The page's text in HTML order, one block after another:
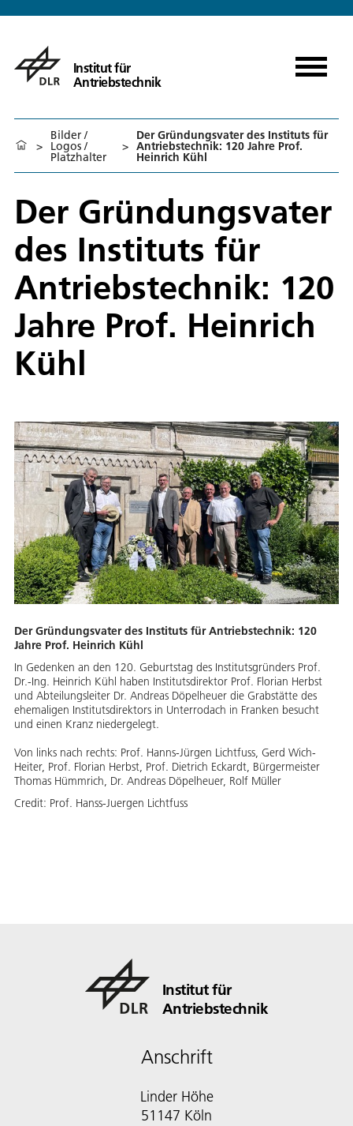
Institut für
Antriebstechnik
>
Bilder /
Logos /
Platzhalter
>
Der Gründungsvater des Instituts für
Antriebstechnik: 120 Jahre Prof.
Heinrich Kühl
Der Gründungsvater
des Instituts für
Antriebstechnik: 120
Jahre Prof. Heinrich
Kühl
Der Gründungsvater des Instituts für Antriebstechnik: 120
Jahre Prof. Heinrich Kühl
In Gedenken an den 120. Geburtstag des Institutsgründers Prof.
Dr.-Ing. Heinrich Kühl haben Institutsdirektor Prof. Florian Herbst
und Abteilungsleiter Dr. Andreas Döpelheuer die Grabstätte des
ehemaligen Institutsdirektors in Unterrodach in Franken besucht
und einen Kranz niedergelegt.
Von links nach rechts: Prof. Hanns-Jürgen Lichtfuss, Gerd Wich-
Heiter, Prof. Florian Herbst, Prof. Dietrich Eckardt, Bürgermeister
Thomas Hümmrich, Dr. Andreas Döpelheuer, Rolf Müller
Credit: Prof. Hanss-Juergen Lichtfuss
Institut für
Antriebstechnik
Anschrift
Linder Höhe
51147 Köln